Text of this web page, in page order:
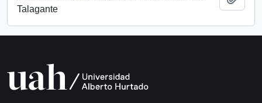
Talagante